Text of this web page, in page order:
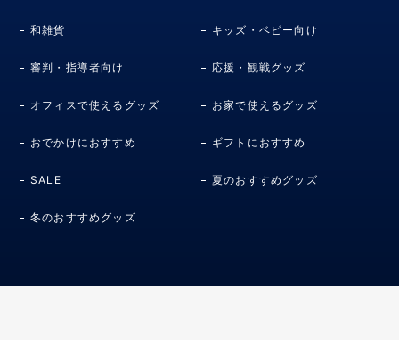
和雑貨 キッズ・ベビー向け
審判・指導者向け 応援・観戦グッズ
オフィスで使えるグッズ お家で使えるグッズ
おでかけにおすすめ ギフトにおすすめ
SALE 夏のおすすめグッズ
冬のおすすめグッズ